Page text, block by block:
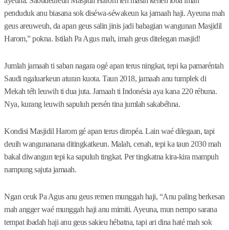
penduduk anu biasana sok diséwa-séwakeun ka jamaah haji. Ayeuna mah
geus areuweuh, da apan geus salin jinis jadi babagian wangunan Masjidil
Harom,” pokna. Istilah Pa Agus mah, imah geus ditelegan masjid!
Jumlah jamaah ti saban nagara ogé apan terus ningkat, tepi ka pamaréntah
Saudi ngaluarkeun aturan kuota. Taun 2018, jamaah anu tumplek di
Mekah téh leuwih ti dua juta. Jamaah ti Indonésia aya kana 220 rébuna.
Nya, kurang leuwih sapuluh persén tina jumlah sakabéhna.
Kondisi Masjidil Harom gé apan terus diropéa. Lain waé dilegaan, tapi
deuih wangunanana ditingkatkeun. Malah, cenah, tepi ka taun 2030 mah
bakal diwangun tepi ka sapuluh tingkat. Per tingkatna kira-kira mampuh
nampung sajuta jamaah.
Ngan ceuk Pa Agus anu geus remen munggah haji, “Anu paling berkesan
mah angger waé munggah haji anu mimiti. Ayeuna, mun nempo sarana
tempat ibadah haji anu geus sakieu hébatna, tapi ari dina haté mah sok